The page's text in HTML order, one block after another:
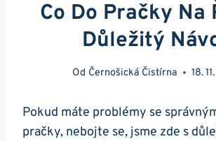
Co Do Pračky Na
Důležitý
Od Černošická Čistírna 18.
Pokud máte ⁤problémy se
‍pračky, nebojte se, jsme zde s